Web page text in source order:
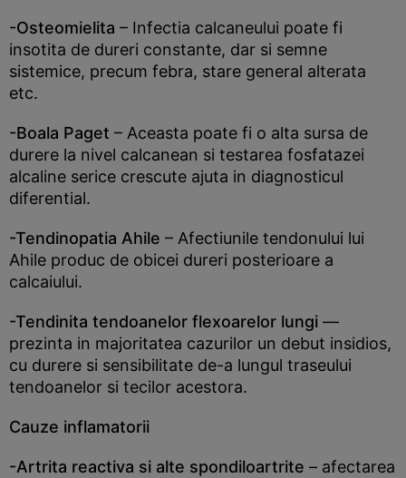
-Osteomielita – Infectia calcaneului poate fi
insotita de dureri constante, dar si semne
sistemice, precum febra, stare general alterata
etc.
-Boala Paget – Aceasta poate fi o alta sursa de
durere la nivel calcanean si testarea fosfatazei
alcaline serice crescute ajuta in diagnosticul
diferential.
-Tendinopatia Ahile – Afectiunile tendonului lui
Ahile produc de obicei dureri posterioare a
calcaiului.
-Tendinita tendoanelor flexoarelor lungi —
prezinta in majoritatea cazurilor un debut insidios,
cu durere si sensibilitate de-a lungul traseului
tendoanelor si tecilor acestora.
Cauze inflamatorii
-Artrita reactiva si alte spondiloartrite – afectarea